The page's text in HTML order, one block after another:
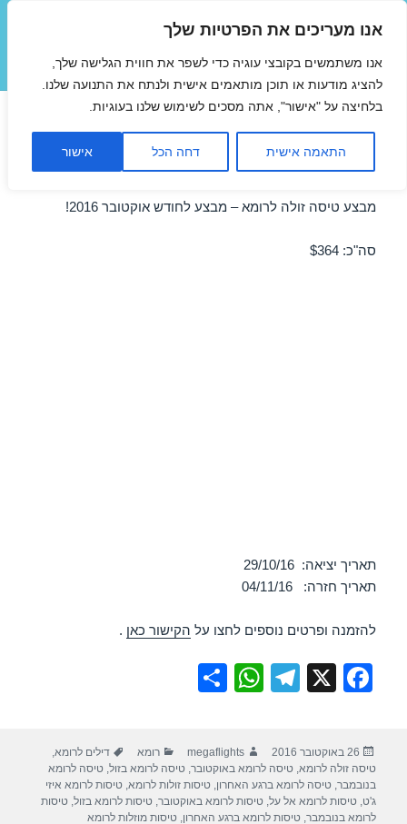
אנו מעריכים את הפרטיות שלך
אנו משתמשים בקובצי עוגיה כדי לשפר את חווית הגלישה שלך,
להציג מודעות או תוכן מותאמים אישית ולנתח את התנועה שלנו.
בלחיצה על "אישור", אתה מסכים לשימוש שלנו בעוגיות.
התאמה אישית דחה הכל אישור
תפריטים
ווידג'טים
טיסות זולות לרומא באוקטובר
29/10/2016
מבצע טיסה זולה לרומא – מבצע לחודש אוקטובר 2016!
סה"כ: $364
תאריך יציאה: 29/10/16
תאריך חזרה: 04/11/16
להזמנה ופרטים נוספים לחצו על הקישור כאן .
F
e
b
X
T
gr
a
W
s
A
e
פורסם
בתאריך
26 באוקטובר 2016 מחבר
megaflights קטגוריות
רומא תגיות
דילים לרומא,
טיסה זולה לרומא,טיסה לרומא באוקטובר,טיסה לרומא בזול,טיסה לרומא
בנובמבר,טיסה לרומא ברגע האחרון,טיסות זולות לרומא,טיסות לרומא איזי
ג'ט,טיסות לרומא אל על,טיסות לרומא באוקטובר,טיסות לרומא בזול,טיסות
לרומא בנובמבר,טיסות לרומא ברגע האחרון,טיסות מוזלות לרומא